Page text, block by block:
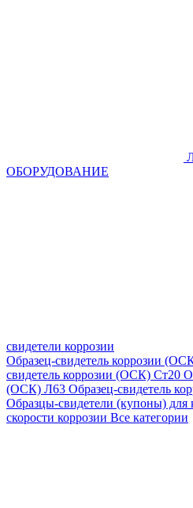
ОБОРУДОВАНИЕ
свидетели коррозии
Образец-свидетель коррозии
свидетель коррозии (ОСК) Ст20
(ОСК) Л63 Образец-свидетель
Образцы-свидетели (купоны) для
скорости коррозии Все категории